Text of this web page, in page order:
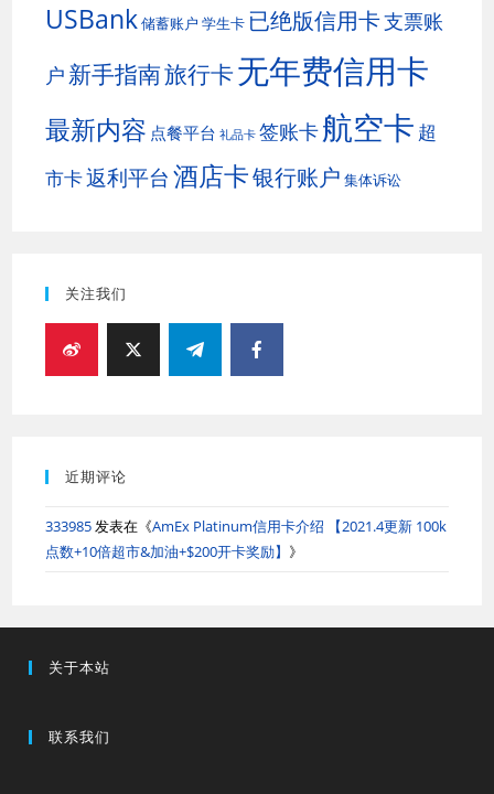
USBank储蓄账户 学生卡 已绝版信用卡支票账
户 新手指南旅行卡无年费信用卡
最新内容 点餐平台 礼品卡 签账卡航空卡 超
市卡返利平台 酒店卡银行账户 集体诉讼
关注我们
近期评论
333985发表在《AmEx Platinum信用卡介绍 【2021.4更新 100k
点数+10倍超市&加油+$200开卡奖励】 》
关于本站
联系我们